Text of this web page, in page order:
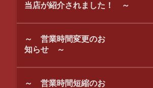
当店が紹介されました！ ～
～ 営業時間変更のお
知らせ ～
～ 営業時間短縮のお